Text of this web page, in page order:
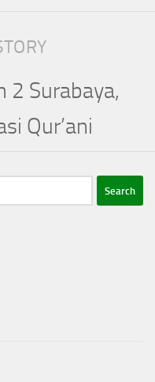
2 Surabaya,
Qur’ani